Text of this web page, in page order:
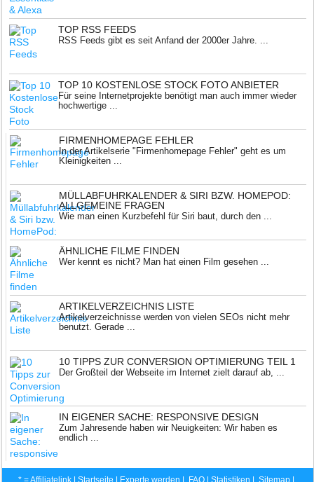
TOP RSS FEEDS
RSS Feeds gibt es seit Anfand der 2000er Jahre. ...
TOP 10 KOSTENLOSE STOCK FOTO ANBIETER
Für seine Internetprojekte benötigt man auch immer wieder
hochwertige ...
FIRMENHOMEPAGE FEHLER
In der Artikelserie "Firmenhomepage Fehler" geht es um
Kleinigkeiten ...
MÜLLABFUHRKALENDER & SIRI BZW. HOMEPOD:
ALLGEMEINE FRAGEN
Wie man einen Kurzbefehl für Siri baut, durch den ...
ÄHNLICHE FILME FINDEN
Wer kennt es nicht? Man hat einen Film gesehen ...
ARTIKELVERZEICHNIS LISTE
Artikelverzeichnisse werden von vielen SEOs nicht mehr
benutzt. Gerade ...
10 TIPPS ZUR CONVERSION OPTIMIERUNG TEIL 1
Der Großteil der Webseite im Internet zielt darauf ab, ...
IN EIGENER SACHE: RESPONSIVE DESIGN
Zum Jahresende haben wir Neuigkeiten: Wir haben es
endlich ...
* = Affiliatelink |Startseite Experte werden FAQ |Statistiken |Sitemap